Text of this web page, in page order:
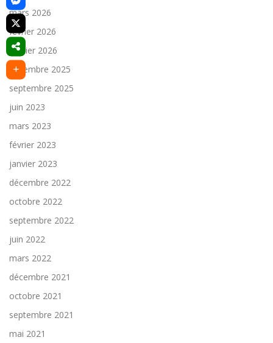
mars 2026
février 2026
janvier 2026
décembre 2025
septembre 2025
juin 2023
mars 2023
février 2023
janvier 2023
décembre 2022
octobre 2022
septembre 2022
juin 2022
mars 2022
décembre 2021
octobre 2021
septembre 2021
mai 2021